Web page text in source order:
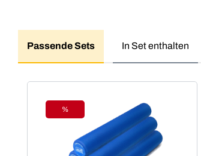
Passende Sets In Set enthalten
Rabatt
%